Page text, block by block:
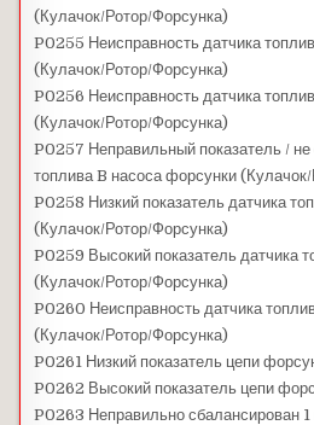
(Кулачок/Ротор/Форсунка)
P0255 Неисправность датчика
(Кулачок/Ротор/Форсунка)
P0256 Неисправность датчика
(Кулачок/Ротор/Форсунка)
P0257 Неправильный показатель / не
топлива B насоса форсунки
P0258 Низкий показатель датчика
(Кулачок/Ротор/Форсунка)
P0259 Высокий показатель датчика
(Кулачок/Ротор/Форсунка)
P0260 Неисправность датчика
(Кулачок/Ротор/Форсунка)
P0261 Низкий показатель цепи
P0262 Высокий показатель цепи
P0263 Неправильно сбалансирован